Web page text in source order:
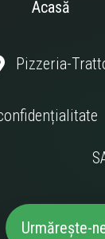
Acasă
Pizzeria-
Urmărește-